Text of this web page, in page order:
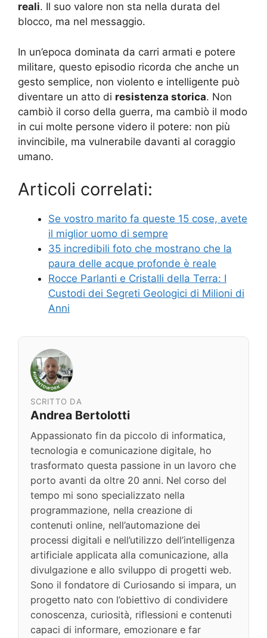
reali. Il suo valore non sta nella durata del
blocco, ma nel messaggio.
In un’epoca dominata da carri armati e potere
militare, questo episodio ricorda che anche un
gesto semplice, non violento e intelligente può
diventare un atto di resistenza storica. Non
cambiò il corso della guerra, ma cambiò il modo
in cui molte persone videro il potere: non più
invincibile, ma vulnerabile davanti al coraggio
umano.
Articoli correlati:
Se vostro marito fa queste 15 cose, avete
il miglior uomo di sempre
35 incredibili foto che mostrano che la
paura delle acque profonde è reale
Rocce Parlanti e Cristalli della Terra: I
Custodi dei Segreti Geologici di Milioni di
Anni
SCRITTO DA
Andrea Bertolotti
Appassionato fin da piccolo di informatica,
tecnologia e comunicazione digitale, ho
trasformato questa passione in un lavoro che
porto avanti da oltre 20 anni. Nel corso del
tempo mi sono specializzato nella
programmazione, nella creazione di
contenuti online, nell’automazione dei
processi digitali e nell’utilizzo dell’intelligenza
artificiale applicata alla comunicazione, alla
divulgazione e allo sviluppo di progetti web.
Sono il fondatore di Curiosando si impara, un
progetto nato con l’obiettivo di condividere
conoscenza, curiosità, riflessioni e contenuti
capaci di informare, emozionare e far